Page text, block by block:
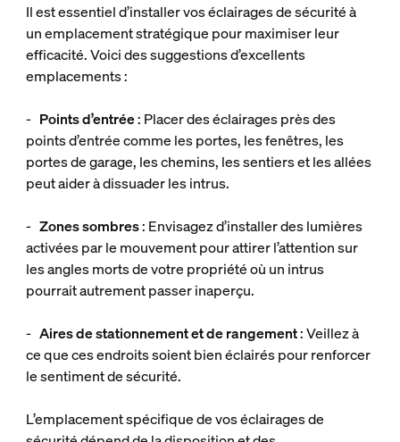
Il est essentiel d’installer vos éclairages de sécurité à
un emplacement stratégique pour maximiser leur
efficacité. Voici des suggestions d’excellents
emplacements :
- Points d’entrée: Placer des éclairages près des
points d’entrée comme les portes, les fenêtres, les
portes de garage, les chemins, les sentiers et les allées
peut aider à dissuader les intrus.
- Zones sombres: Envisagez d’installer des lumières
activées par le mouvement pour attirer l’attention sur
les angles morts de votre propriété où un intrus
pourrait autrement passer inaperçu.
- Aires de stationnement et de rangement: Veillez à
ce que ces endroits soient bien éclairés pour renforcer
le sentiment de sécurité.
L’emplacement spécifique de vos éclairages de